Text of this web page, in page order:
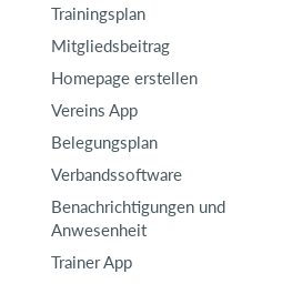
Trainingsplan
Mitgliedsbeitrag
Homepage erstellen
Vereins App
Belegungsplan
Verbandssoftware
Benachrichtigungen und
Anwesenheit
Trainer App